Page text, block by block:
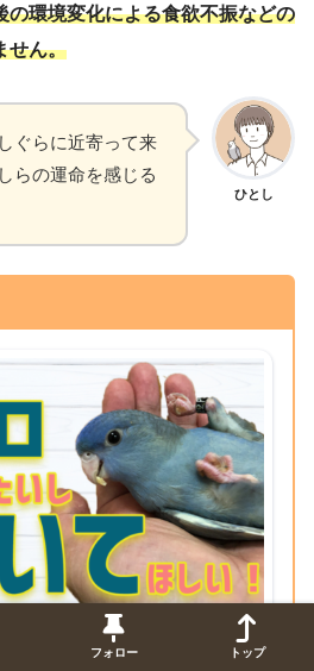
の環境変化による食欲不振などの
せん。
ひとし
ぐらに近寄って来
らの運命を感じる
フォロー トップ